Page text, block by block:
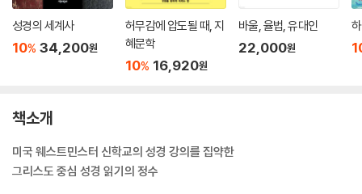
성경의 세계사
10% 34,200원
허무감에 압도될 때, 지
혜문학
10% 16,920원
바울, 율법, 유대인
22,000원
책소개
미국 웨스트민스터 신학교의 성경 강의를 집약한
그리스도 중심 성경 읽기의 정수